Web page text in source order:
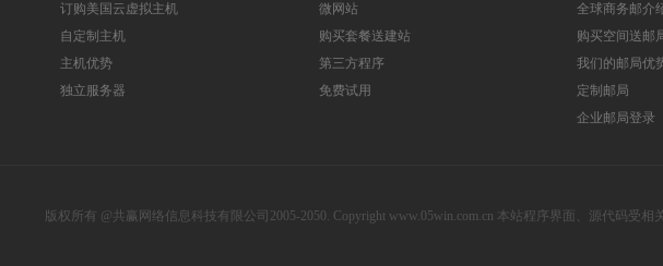
订购美国云虚拟主机
自定制主机
主机优势
独立服务器
微网站
购买套餐送建站
第三方程序
免费试用
全球商务邮介
购买空间送邮
我们的邮局优
定制邮局
企业邮局登录
版权所有 @共赢网络信息科技有限公司2005-2050. Copyright www.05win.com.cn 本站程序界面、源代码受